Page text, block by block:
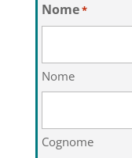
Nome*
Nome
Cognome